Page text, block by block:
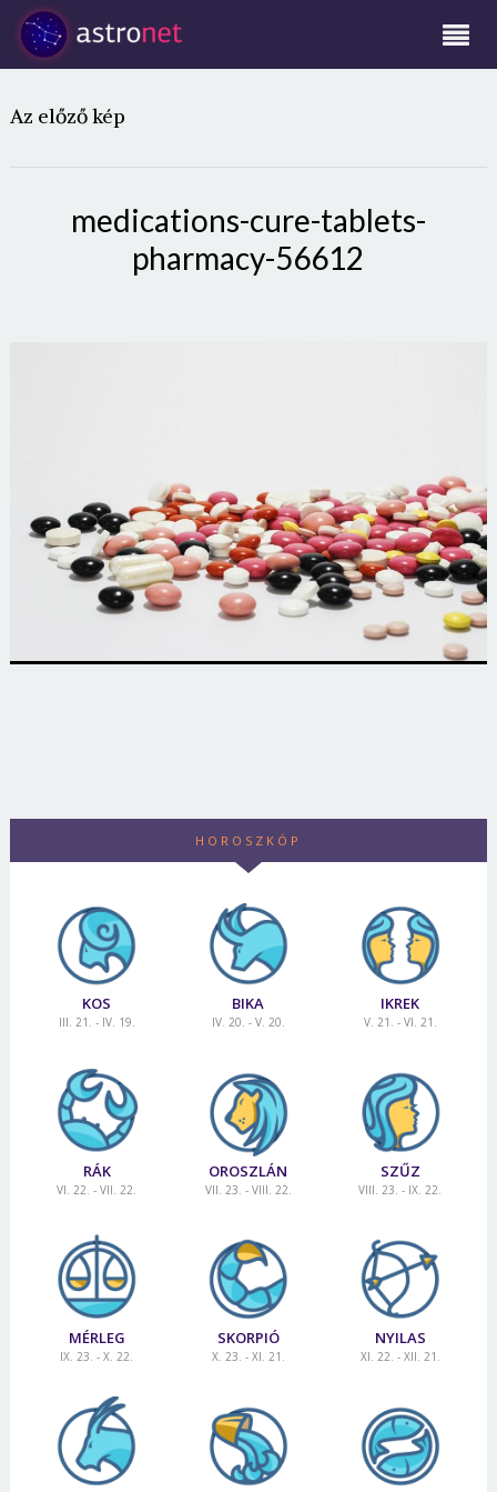
Az előző kép
medications-cure-tablets-
pharmacy-56612
HOROSZKÓP
KOS
III. 21. - IV. 19.
BIKA
IV. 20. - V. 20.
IKREK
V. 21. - VI. 21.
RÁK
VI. 22. - VII. 22.
OROSZLÁN
VII. 23. - VIII. 22.
SZŰZ
VIII. 23. - IX. 22.
MÉRLEG
IX. 23. - X. 22.
SKORPIÓ
X. 23. - XI. 21.
NYILAS
XI. 22. - XII. 21.